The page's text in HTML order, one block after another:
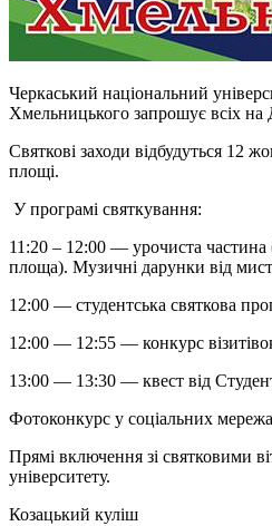
Черкаський національний
Хмельницького запрошує всіх на
Святкові заходи відбудуться 12
площі.
У програмі святкування:
11:20 – 12:00 — урочиста частина
площа). Музичні дарунки від
12:00 — студентська святкова
12:00 — 12:55 — конкурс
13:00 — 13:30 — квест від
Фотоконкурс у соціальних
Прямі включення зі святковими
університету.
Козацький куліш